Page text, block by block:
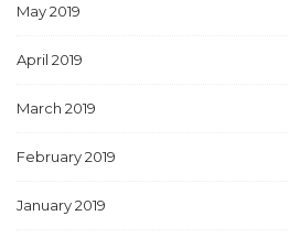
May 2019
April 2019
March 2019
February 2019
January 2019